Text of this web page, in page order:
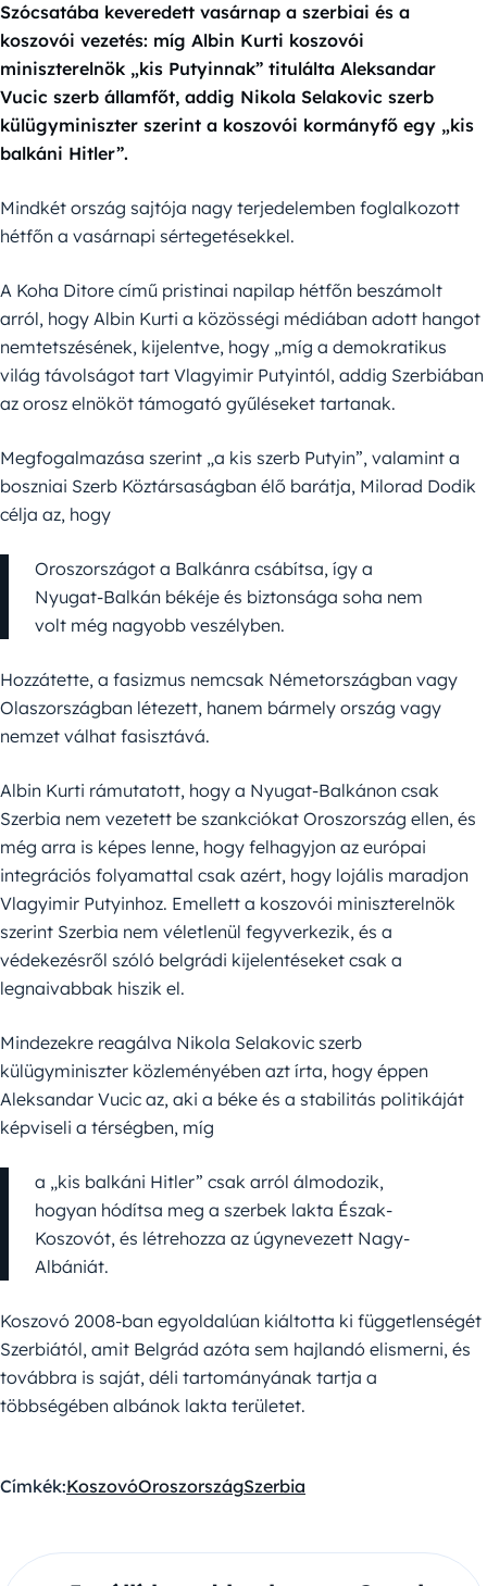
Szócsatába keveredett vasárnap a szerbiai és a
koszovói vezetés: míg Albin Kurti koszovói
miniszterelnök „kis Putyinnak” titulálta Aleksandar
Vucic szerb államfőt, addig Nikola Selakovic szerb
külügyminiszter szerint a koszovói kormányfő egy „kis
balkáni Hitler”.
Mindkét ország sajtója nagy terjedelemben foglalkozott
hétfőn a vasárnapi sértegetésekkel.
A Koha Ditore című pristinai napilap hétfőn beszámolt
arról, hogy Albin Kurti a közösségi médiában adott hangot
nemtetszésének, kijelentve, hogy „míg a demokratikus
világ távolságot tart Vlagyimir Putyintól, addig Szerbiában
az orosz elnököt támogató gyűléseket tartanak.
Megfogalmazása szerint „a kis szerb Putyin”, valamint a
boszniai Szerb Köztársaságban élő barátja, Milorad Dodik
célja az, hogy
Oroszországot a Balkánra csábítsa, így a
Nyugat-Balkán békéje és biztonsága soha nem
volt még nagyobb veszélyben.
Hozzátette, a fasizmus nemcsak Németországban vagy
Olaszországban létezett, hanem bármely ország vagy
nemzet válhat fasisztává.
Albin Kurti rámutatott, hogy a Nyugat-Balkánon csak
Szerbia nem vezetett be szankciókat Oroszország ellen, és
még arra is képes lenne, hogy felhagyjon az európai
integrációs folyamattal csak azért, hogy lojális maradjon
Vlagyimir Putyinhoz. Emellett a koszovói miniszterelnök
szerint Szerbia nem véletlenül fegyverkezik, és a
védekezésről szóló belgrádi kijelentéseket csak a
legnaivabbak hiszik el.
Mindezekre reagálva Nikola Selakovic szerb
külügyminiszter közleményében azt írta, hogy éppen
Aleksandar Vucic az, aki a béke és a stabilitás politikáját
képviseli a térségben, míg
a „kis balkáni Hitler” csak arról álmodozik,
hogyan hódítsa meg a szerbek lakta Észak-
Koszovót, és létrehozza az úgynevezett Nagy-
Albániát.
Koszovó 2008-ban egyoldalúan kiáltotta ki függetlenségét
Szerbiától, amit Belgrád azóta sem hajlandó elismerni, és
továbbra is saját, déli tartományának tartja a
többségében albánok lakta területet.
Címkék:KoszovóOroszországSzerbia